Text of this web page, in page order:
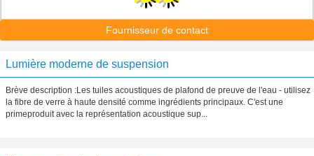
Fournisseur de contact
Lumière moderne de suspension
Brève description :Les tuiles acoustiques de plafond de preuve de l'eau - utilisez
la fibre de verre à haute densité comme ingrédients principaux. C'est une
primeproduit avec la représentation acoustique sup...